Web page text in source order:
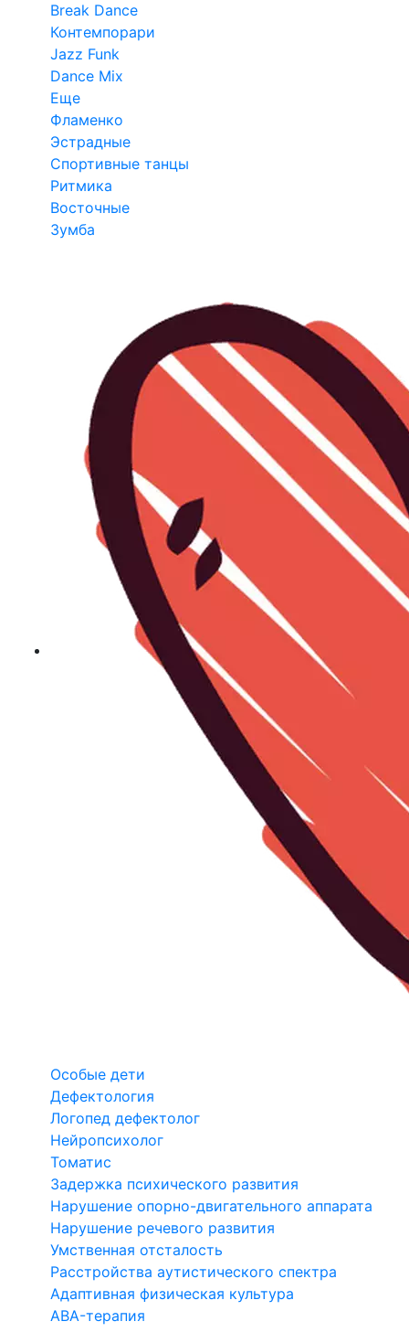
Break Dance
Контемпорари
Jazz Funk
Dance Mix
Еще
Фламенко
Эстрадные
Спортивные танцы
Ритмика
Восточные
Зумба
Особые дети
Дефектология
Логопед дефектолог
Нейропсихолог
Томатис
Задержка психического развития
Нарушение опорно-двигательного аппарата
Нарушение речевого развития
Умственная отсталость
Расстройства аутистического спектра
Адаптивная физическая культура
ABA-терапия